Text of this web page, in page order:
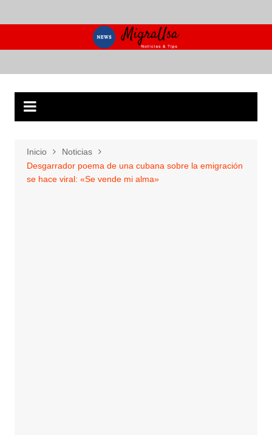
al
Inicio
Noticias
Desgarrador poema de una cubana sobre la emigración
se hace viral: «Se vende mi alma»